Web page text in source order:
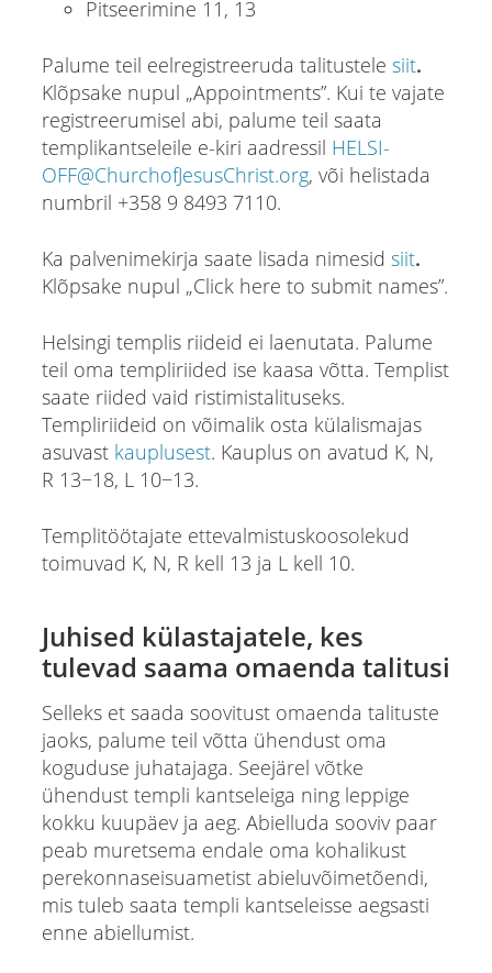
Pitseerimine 11, 13
Palume teil eelregistreeruda talitustele siit.
Klõpsake nupul „Appointments”. Kui te vajate
registreerumisel abi, palume teil saata
templikantseleile e-kiri aadressil HELSI-
OFF@ChurchofJesusChrist.org, või helistada
numbril +358 9 8493 7110.
Ka palvenimekirja saate lisada nimesid siit.
Klõpsake nupul „Click here to submit names”.
Helsingi templis riideid ei laenutata. Palume
teil oma templiriided ise kaasa võtta. Templist
saate riided vaid ristimistalituseks.
Templiriideid on võimalik osta külalismajas
asuvast kauplusest. Kauplus on avatud K, N,
R 13−18, L 10−13.
Templitöötajate ettevalmistuskoosolekud
toimuvad K, N, R kell 13 ja L kell 10.
Juhised külastajatele, kes
tulevad saama omaenda talitusi
Selleks et saada soovitust omaenda talituste
jaoks, palume teil võtta ühendust oma
koguduse juhatajaga. Seejärel võtke
ühendust templi kantseleiga ning leppige
kokku kuupäev ja aeg. Abielluda sooviv paar
peab muretsema endale oma kohalikust
perekonnaseisuametist abieluvõimetõendi,
mis tuleb saata templi kantseleisse aegsasti
enne abiellumist.